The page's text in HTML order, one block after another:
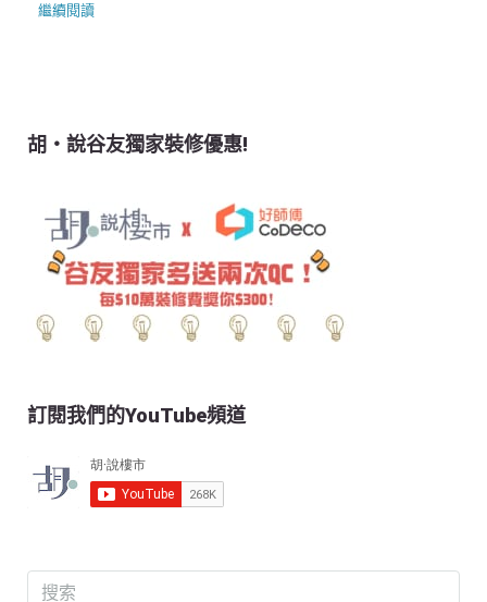
繼續閱讀
胡‧說谷友獨家裝修優惠!
訂閱我們的YouTube頻道